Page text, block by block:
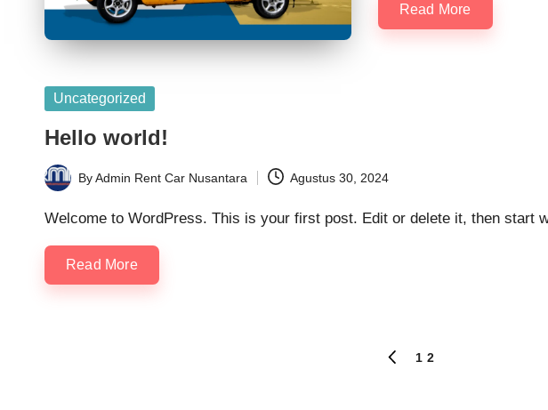
Read More
Posted
Uncategorized
Hello world!
Posted
by
ByAdmin Rent Car Nusantara Agustus 30, 2024
Welcome to WordPress. This is your first post. Edit or delete it, then start
Read More
PREVIOUS
1 2